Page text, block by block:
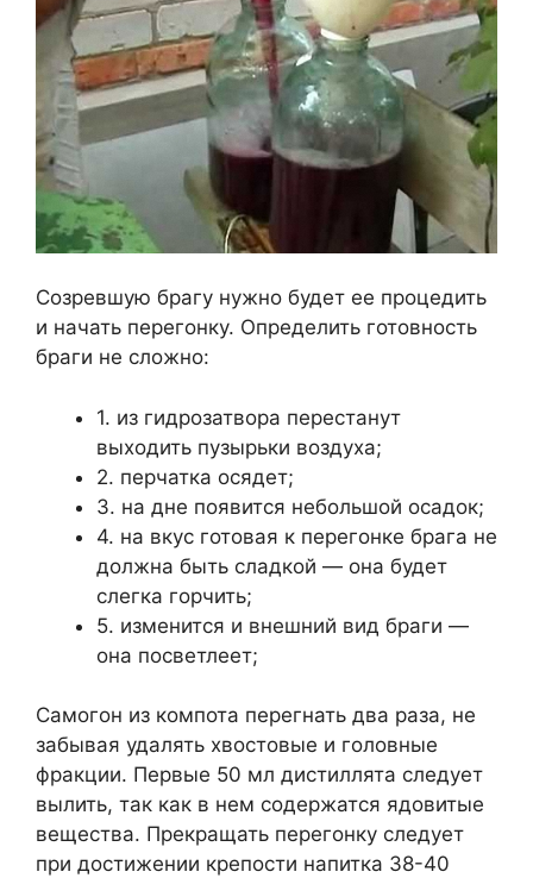
Созревшую брагу нужно будет ее процедить
и начать перегонку. Определить готовность
браги не сложно:
1. из гидрозатвора перестанут
выходить пузырьки воздуха;
2. перчатка осядет;
3. на дне появится небольшой осадок;
4. на вкус готовая к перегонке брага не
должна быть сладкой — она будет
слегка горчить;
5. изменится и внешний вид браги —
она посветлеет;
Самогон из компота перегнать два раза, не
забывая удалять хвостовые и головные
фракции. Первые 50 мл дистиллята следует
вылить, так как в нем содержатся ядовитые
вещества. Прекращать перегонку следует
при достижении крепости напитка 38-40